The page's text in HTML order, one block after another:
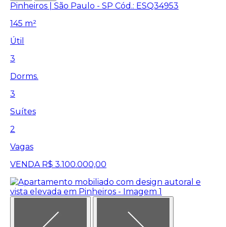
Pinheiros | São Paulo - SP Cód.: ESQ34953
145 m²
Útil
3
Dorms.
3
Suítes
2
Vagas
VENDA R$ 3.100.000,00